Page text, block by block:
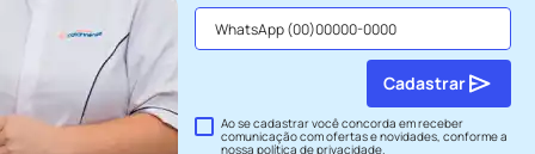
Ao se cadastrar você concorda em receber
comunicação com ofertas e novidades, conforme a
nossapolítica de privacidade.
Cadastrar